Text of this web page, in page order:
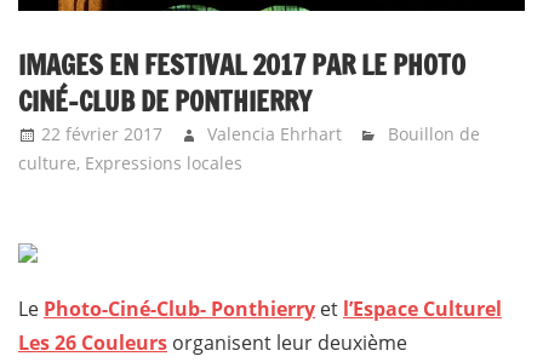
IMAGES EN FESTIVAL 2017 PAR LE PHOTO
CINÉ-CLUB DE PONTHIERRY
22 février 2017 Valencia Ehrhart
Bouillon de
culture, Expressions locales
Le Photo-Ciné-Club- Ponthierry et l’Espace Culturel
Les 26 Couleurs organisent leur deuxième